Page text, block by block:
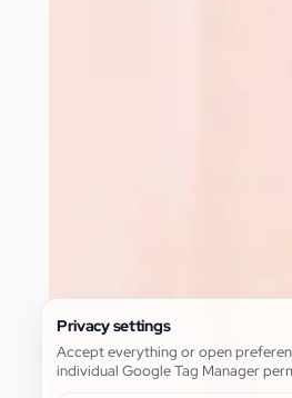
Privacy settings
Accept everything or open
individual Google Tag Manager